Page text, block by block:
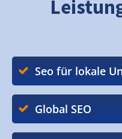
Seo für lokale
Global SEO